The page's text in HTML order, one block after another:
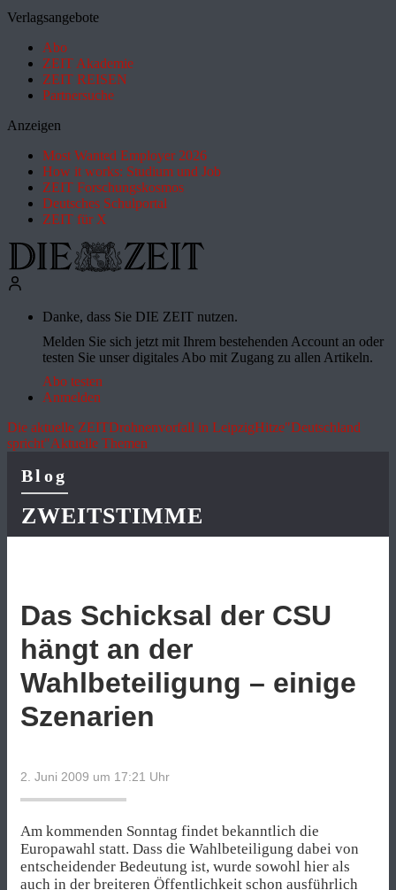
Verlagsangebote
Abo
ZEIT Akademie
ZEIT REISEN
Partnersuche
Anzeigen
Most Wanted Employer 2026
How it works: Studium und Job
ZEIT Forschungskosmos
Deutsches Schulportal
ZEIT für X
Danke, dass Sie DIE ZEIT nutzen.
Melden Sie sich jetzt mit Ihrem bestehenden Account an oder
testen Sie unser digitales Abo mit Zugang zu allen Artikeln.
Abo testen
Anmelden
Die aktuelle ZEITDrohnenvorfall in LeipzigHitze"Deutschland
spricht"Aktuelle Themen
Blog
ZWEITSTIMME
Das Schicksal der CSU
hängt an der
Wahlbeteiligung – einige
Szenarien
2. Juni 2009 um 17:21 Uhr
Am kommenden Sonntag findet bekanntlich die
Europawahl statt. Dass die Wahlbeteiligung dabei von
entscheidender Bedeutung ist, wurde sowohl hier als
auch in der breiteren Öffentlichkeit schon ausführlich